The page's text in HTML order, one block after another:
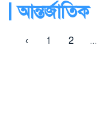
আন্তর্জাতিক
‹ 1 2 ...